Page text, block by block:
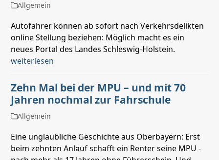
Allgemein
Autofahrer können ab sofort nach Verkehrsdelikten
online Stellung beziehen: Möglich macht es ein
neues Portal des Landes Schleswig-Holstein.
weiterlesen
Zehn Mal bei der MPU – und mit 70
Jahren nochmal zur Fahrschule
Allgemein
Eine unglaubliche Geschichte aus Oberbayern: Erst
beim zehnten Anlauf schafft ein Renter seine MPU -